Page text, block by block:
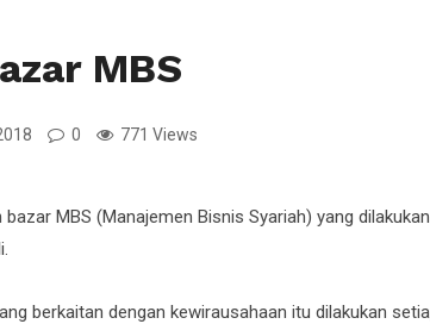
MBS
0 771 Views
MBS (Manajemen Bisnis Syariah) yang
berkaitan dengan kewirausahaan itu dilakukan